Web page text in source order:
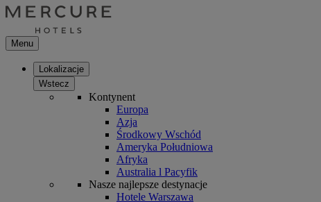
Menu
Lokalizacje
Wstecz
Kontynent
Europa
Azja
Środkowy Wschód
Ameryka Południowa
Afryka
Australia l Pacyfik
Nasze najlepsze destynacje
Hotele Warszawa